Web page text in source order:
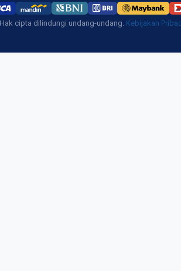
cipta dilindungi undang-undang. Kebijakan